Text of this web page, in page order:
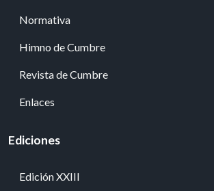
Normativa
Himno de Cumbre
Revista de Cumbre
Enlaces
Ediciones
Edición XXIII